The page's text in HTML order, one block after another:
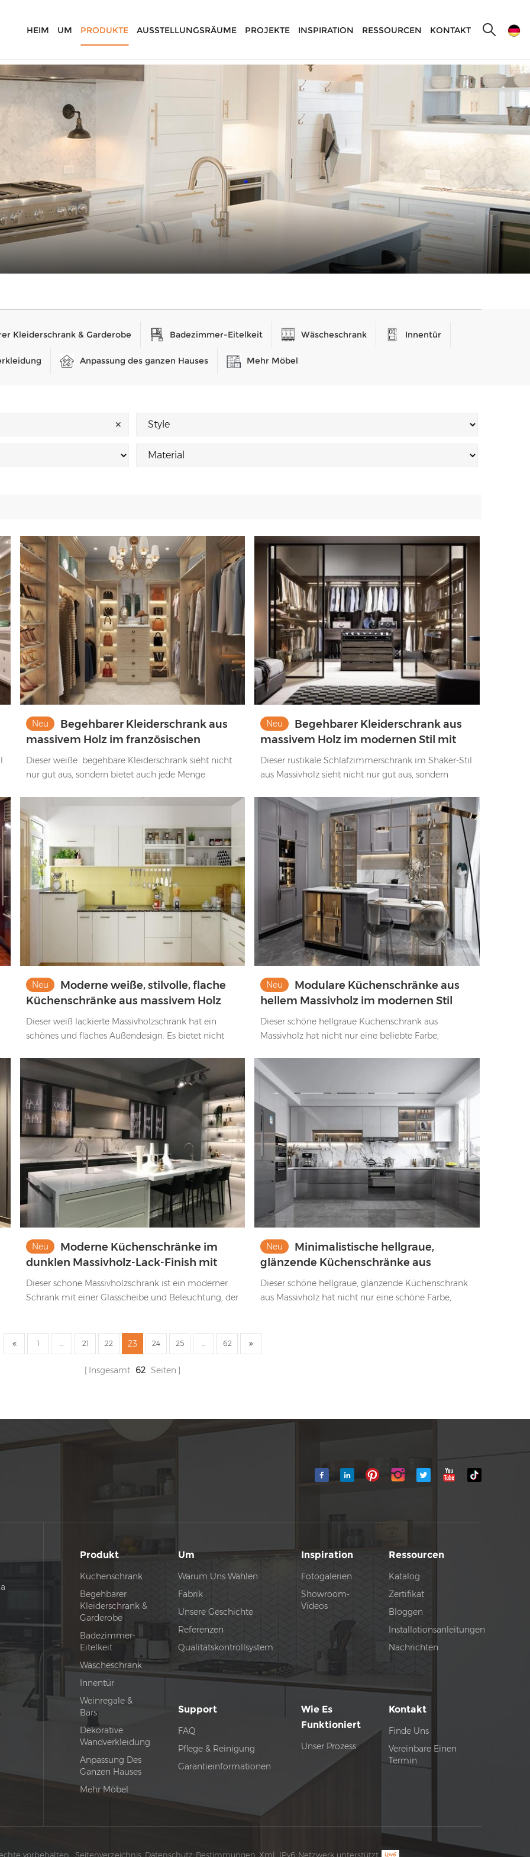
HEIM UM PRODUKTE AUSSTELLUNGSRÄUME PROJEKTE INSPIRATION RESSOURCEN KONTAKT
Kleiderschrank & Garderobe Badezimmer-Eitelkeit Wäscheschrank Innentür
Anpassung des ganzen Hauses Mehr Möbel
✕
Neu
Begehbarer Kleiderschrank aus
massivem Holz im französischen
Luxusstil mit Melamin-Finish und
Design-Oberseite
Dieser weiße begehbare Kleiderschrank sieht nicht
nur gut aus, sondern bietet auch jede Menge
Neu
Begehbarer Kleiderschrank aus
massivem Holz im modernen Stil mit
Melaminverkleidung und
Glasschiebetüren
Dieser rustikale Schlafzimmerschrank im Shaker-Stil
aus Massivholz sieht nicht nur gut aus, sondern
echter Holzmaserung.
Neu
Moderne weiße, stilvolle, flache
Küchenschränke aus massivem Holz
Dieser weiß lackierte Massivholzschrank hat ein
schönes und flaches Außendesign. Es bietet nicht
Neu
Modulare Küchenschränke aus
hellem Massivholz im modernen Stil
Dieser schöne hellgraue Küchenschrank aus
Massivholz hat nicht nur eine beliebte Farbe,
Design der Türverkleidungen. ​
Neu
Moderne Küchenschränke im
dunklen Massivholz-Lack-Finish mit
Glasfronten
Dieser schöne Massivholzschrank ist ein moderner
Schrank mit einer Glasscheibe und Beleuchtung, der
Neu
Minimalistische hellgraue,
glänzende Küchenschränke aus
Massivholz mit Acrylplatte und
Glasplatte
Dieser schöne hellgraue, glänzende Küchenschrank
aus Massivholz hat nicht nur eine schöne Farbe,
1 21 22 23 24 25 62
Insgesamt 62 Seiten
Produkt
Küchenschrank
Begehbarer
Kleiderschrank &
Garderobe
Badezimmer-
Eitelkeit
Wäscheschrank
Innentür
Weinregale &
Bars
Dekorative
Wandverkleidung
Anpassung Des
Ganzen Hauses
Mehr Möbel
Um
Warum Uns Wählen
Fabrik
Unsere Geschichte
Referenzen
Qualitätskontrollsystem
Inspiration
Fotogalerien
Showroom-
Videos
Ressourcen
Katalog
Zertifikat
Bloggen
Installationsanleitungen
Nachrichten
Support
FAQ
Pflege & Reinigung
Garantieinformationen
Wie Es
Funktioniert
Unser Prozess
Kontakt
Finde Uns
Vereinbare Einen
Termin
vorbehalten. Seitenverzeichnis Datenschutz-Bestimmungen Xml IPv6-Netzwerk unterstützt